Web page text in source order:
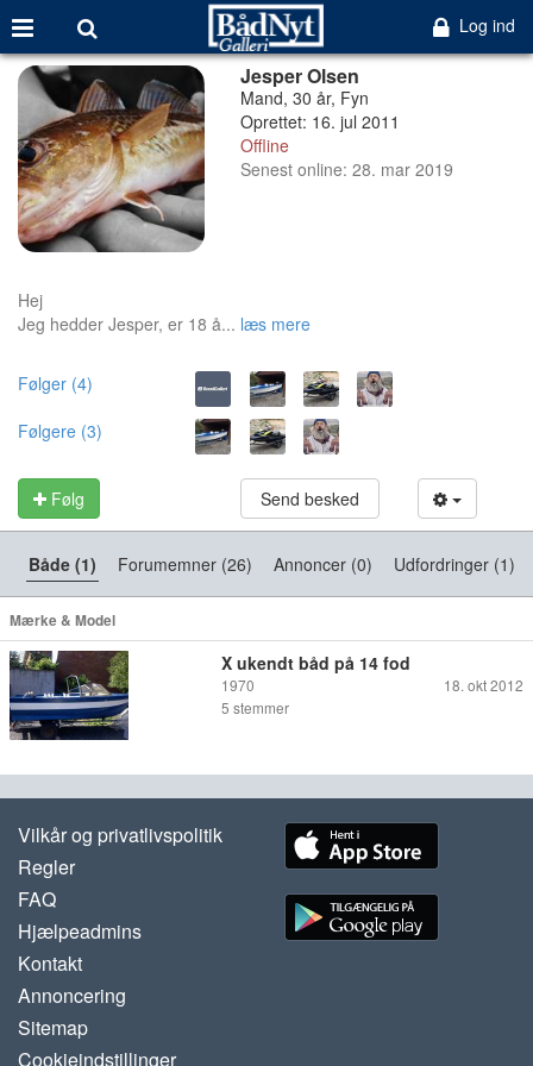
Log ind
Jesper Olsen
Mand, 30 år, Fyn
Oprettet: 16. jul 2011
Offline
Senest online: 28. mar 2019
Hej
Jeg hedder Jesper, er 18 å... læs mere
Følger (4)
Følgere (3)
Følg Send besked
Både (1) Forumemner (26) Annoncer (0) Udfordringer (1)
Mærke & Model
X ukendt båd på 14 fod
1970
18. okt 2012
5 stemmer
Vilkår og privatlivspolitik
Regler
FAQ
Hjælpeadmins
Kontakt
Annoncering
Sitemap
Cookieindstillinger